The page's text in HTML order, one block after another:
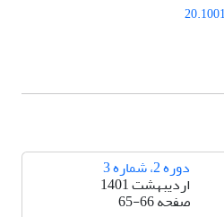
دوره 2، شماره 3
اردیبهشت 1401
صفحه65-66